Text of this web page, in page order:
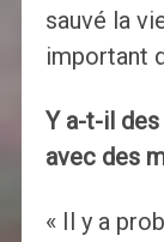
sauvé la
important
Y a-t-il
avec des
« Il y a